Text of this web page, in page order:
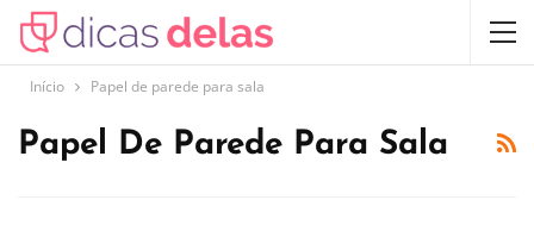
Início Papel de parede para sala
Papel De Parede Para Sala